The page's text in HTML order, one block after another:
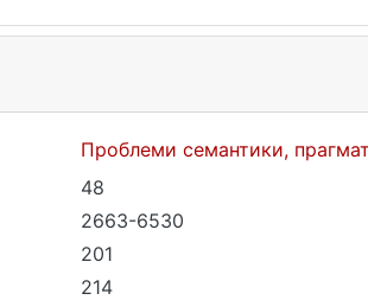
Проблеми семантики,
48
2663-6530
201
214